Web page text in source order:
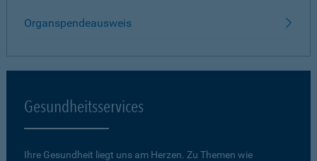
Organspendeausweis
Gesundheitsservices
Ihre Gesundheit liegt uns am Herzen. Zu Themen wie